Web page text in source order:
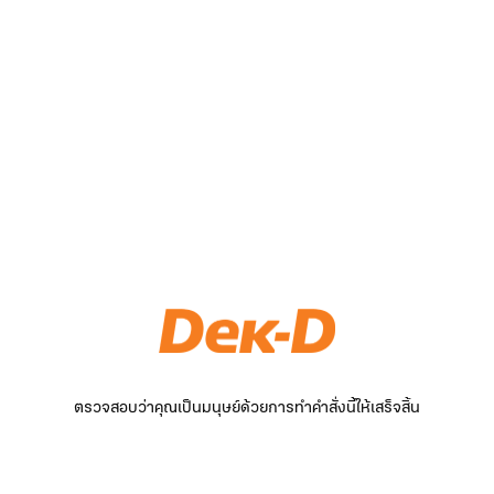
ตรวจสอบว่าคุณเป็นมนุษย์ด้วยการทำคำสั่งนี้ให้เสร็จสิ้น